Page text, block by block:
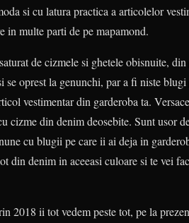
si cu latura practica a articolelor
in multe parti de pe mapamond.
de cizmele si ghetele obisnuite,
se oprest la genunchi, par a fi niste
vestimentar din garderoba ta.
cizme din denim deosebite. Sunt usor
cu blugii pe care ii ai deja in
din denim in aceeasi culoare si te vei
2018 ii tot vedem peste tot, pe la